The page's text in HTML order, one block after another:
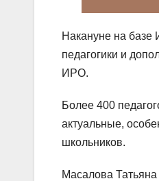
Накануне на базе
педагогики и
ИРО.
Более 400
актуальные,
школьников.
Масалова Татьяна